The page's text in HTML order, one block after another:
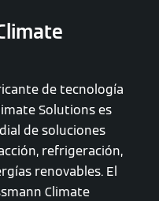
de tecnología
Solutions es
de soluciones
refrigeración,
renovables. El
Climate